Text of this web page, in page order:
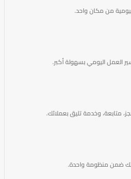
من مكان واحد.
العمل اليومي بسهولة أكبر.
متابعة، وخدمة تليق بعملائك.
ضمن منظومة واحدة.